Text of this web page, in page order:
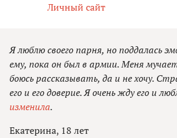
Личный сайт
Я люблю своего парня, но поддалась
ему, пока он был в армии. Меня
боюсь рассказывать, да и не хочу.
его и его доверие. Я очень жду его и
изменила.
Екатерина, 18 лет